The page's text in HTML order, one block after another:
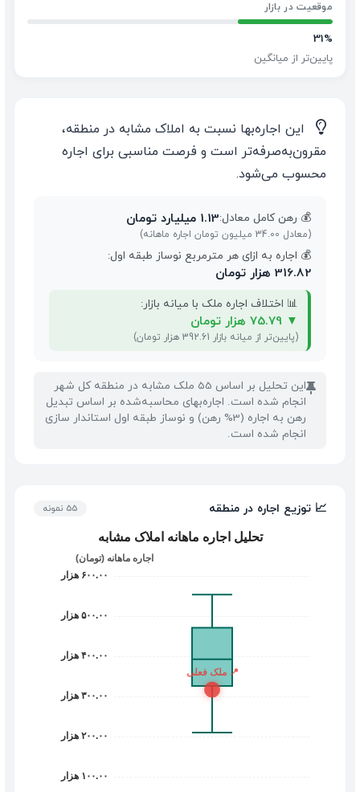
موقعیت در بازار
31%
پایین‌تر از میانگین
💡
این اجاره‌بها نسبت به املاک مشابه در منطقه،
مقرون‌به‌صرفه‌تر است و فرصت مناسبی برای اجاره
محسوب می‌شود.
💰 رهن کامل معادل:1.13 میلیارد تومان
(معادل 34.00 میلیون تومان اجاره ماهانه)
💰 اجاره به ازای هر مترمربع نوساز طبقه اول:
316.82 هزار تومان
📊 اختلاف اجاره ملک با میانه بازار:
▼75.79 هزار تومان
(پایین‌تر از میانه بازار 392.61 هزار تومان)
📌
این تحلیل بر اساس 55 ملک مشابه در منطقه کل شهر
انجام شده است. اجاره‌بهای محاسبه‌شده بر اساس تبدیل
رهن به اجاره (3% رهن) و نوساز طبقه اول استاندار سازی
انجام شده است.
📈 توزیع اجاره در منطقه 55 نمونه